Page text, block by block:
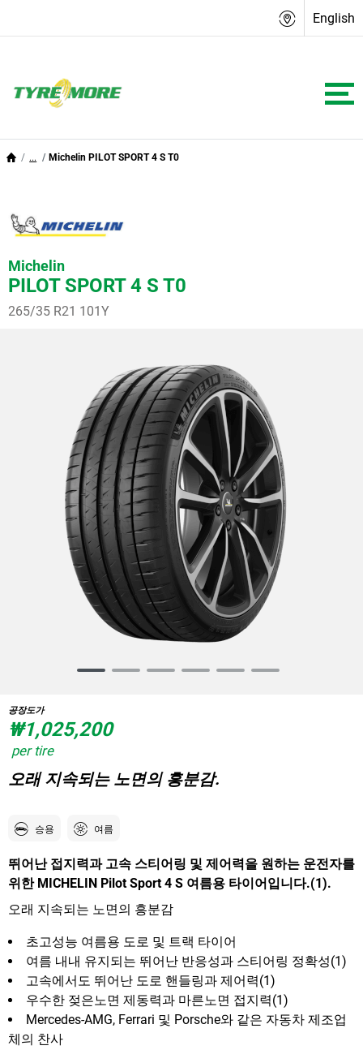
English
... Michelin PILOT SPORT 4 S T0
Michelin
PILOT SPORT 4 S T0
265/35 R21 101Y
6
공장도가
₩1,025,200
per tire
오래 지속되는 노면의 흥분감.
승용 여름
뛰어난 접지력과 고속 스티어링 및 제어력을 원하는 운전자를
위한 MICHELIN Pilot Sport 4 S 여름용 타이어입니다.(1).
오래 지속되는 노면의 흥분감
초고성능 여름용 도로 및 트랙 타이어
여름 내내 유지되는 뛰어난 반응성과 스티어링 정확성(1)
고속에서도 뛰어난 도로 핸들링과 제어력(1)
우수한 젖은노면 제동력과 마른노면 접지력(1)
Mercedes-AMG, Ferrari 및 Porsche와 같은 자동차 제조업
체의 찬사